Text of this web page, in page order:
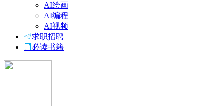
AI绘画
AI编程
AI视频
求职招聘
必读书籍